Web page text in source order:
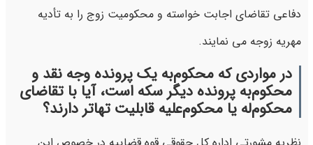
دفاعی تقاضای اجابت خواسته و محکومیت زوج را به تأدیه
مهریه زوجه می نمایند.
در مواردی که محکوم‌به یک پرونده وجه نقد و
محکوم‌به پرونده دیگر سکه است، آیا با تقاضای
محکوم‌له یا محکوم‌علیه قابلیت تهاتر دارند؟